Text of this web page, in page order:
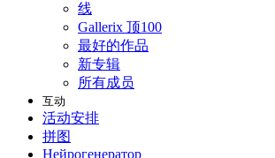
线
Gallerix 顶100
最好的作品
新专辑
所有成员
互动
活动安排
拼图
Нейрогенератор